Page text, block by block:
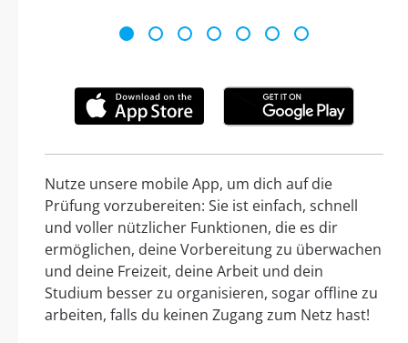
Nutze unsere mobile App, um dich auf die
Prüfung vorzubereiten: Sie ist einfach, schnell
und voller nützlicher Funktionen, die es dir
ermöglichen, deine Vorbereitung zu überwachen
und deine Freizeit, deine Arbeit und dein
Studium besser zu organisieren, sogar offline zu
arbeiten, falls du keinen Zugang zum Netz hast!